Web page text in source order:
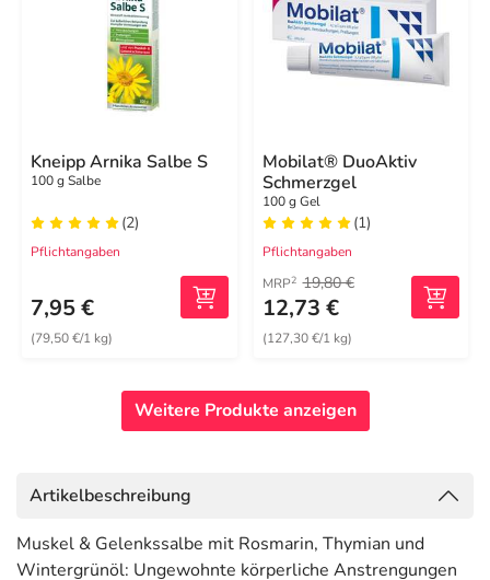
Kneipp Arnika Salbe S
100 g Salbe
(2)
Pflichtangaben
7,95 €
(79,50 €/1 kg)
Mobilat® DuoAktiv
Schmerzgel
100 g Gel
(1)
Pflichtangaben
MRP2 19,80 €
12,73 €
(127,30 €/1 kg)
Weitere Produkte anzeigen
Artikelbeschreibung
Muskel & Gelenkssalbe mit Rosmarin, Thymian und
Wintergrünöl: Ungewohnte körperliche Anstrengungen